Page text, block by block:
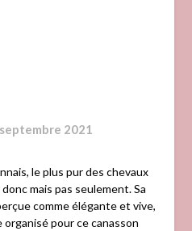
2021
le plus pur des chevaux
mais pas seulement. Sa
comme élégante et vive,
pour ce canasson